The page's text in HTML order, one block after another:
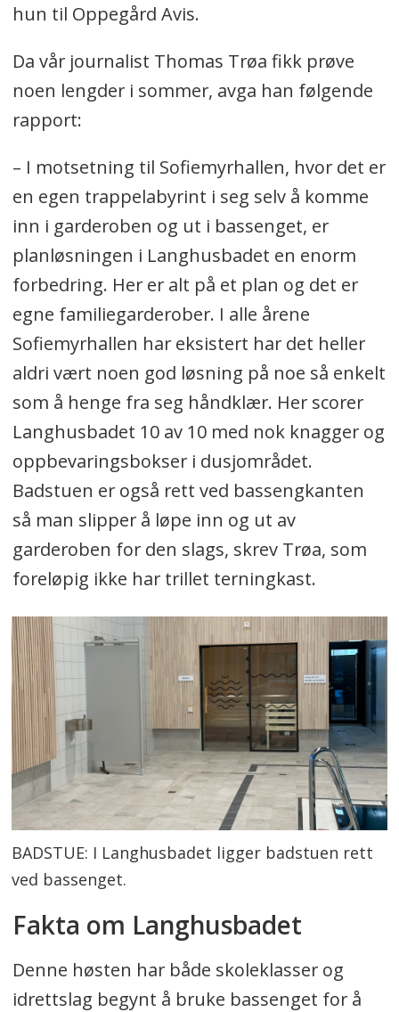
hun til Oppegård Avis.
Da vår journalist Thomas Trøa fikk prøve
noen lengder i sommer, avga han følgende
rapport:
– I motsetning til Sofiemyrhallen, hvor det er
en egen trappelabyrint i seg selv å komme
inn i garderoben og ut i bassenget, er
planløsningen i Langhusbadet en enorm
forbedring. Her er alt på et plan og det er
egne familiegarderober. I alle årene
Sofiemyrhallen har eksistert har det heller
aldri vært noen god løsning på noe så enkelt
som å henge fra seg håndklær. Her scorer
Langhusbadet 10 av 10 med nok knagger og
oppbevaringsbokser i dusjområdet.
Badstuen er også rett ved bassengkanten
så man slipper å løpe inn og ut av
garderoben for den slags, skrev Trøa, som
foreløpig ikke har trillet terningkast.
BADSTUE: I Langhusbadet ligger badstuen rett
ved bassenget.
Fakta om Langhusbadet
Denne høsten har både skoleklasser og
idrettslag begynt å bruke bassenget for å